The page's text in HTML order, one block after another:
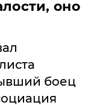
оно
боец